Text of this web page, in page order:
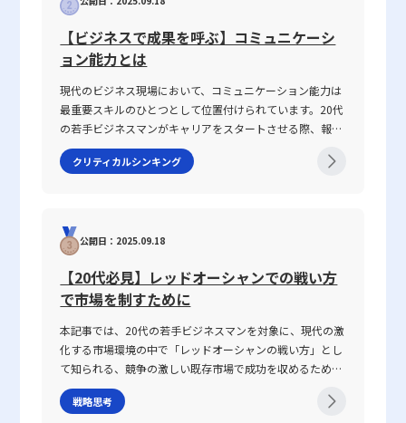
にとって、セキュリティ対策は単なる技術的な問題にとどまらず、
ビジネスの信頼性やブランド価値の向上にも直接関わる重要な課題
です。今後、情報漏洩や不正アクセスといったサイバー攻撃のリス
的なセキュリティ対策の理解と適切な運用が求められるでしょう。
最先端の技術情報と実践的な対策を常に学習し、企業全体の安全性
を高めるための積極的な取り組みが、今後のビジネス成功の鍵とな
るに違いありません。
は、明確なフィードバックループを設け、評価結果が個々のキャリ
アアップや組織改善に反映されるようなシステム構築が求められま
す。 定量目標と定性目標の違いと設定方法 目標設定においては、
目標は、例えば「月間売上○○万円」「新規契約数○件」など、明
確に数値で表現できる具体的な目標を設定します。そのメリット
は、目標達成の進捗を具体的な数字で測定でき、業績改善のための
施策の効果が一目瞭然になる点にあります。また、関係者全員が同
じ指標を共有できるため、組織全体の連携が取りやすくなるのも大
性化」「顧客満足度の向上」「チームワークの強化」などが挙げら
れます。これらは、単なる数字では表しきれない行動や意識、企業
は評価が主観に依存しやすい分、評価基準の明確化や、多面的なフ
ィードバックの仕組みが不可欠となります。また、定量的評価との
併用により、目標達成に向けたバランスの取れたアプローチが求め
られます。 評価における実務的な注意点と改善策 実際の業務にお
いて、定量的評価と定性的評価のどちらも適用する場合、いくつか
影響を及ぼさないよう、評価基準の標準化が必要です。このために
は、評価項目ごとに具体的な基準や尺度を設定し、全員が共通認識
マンが抱えるコミュニケーションギャップについて、論理
的思考を交えて解説し、実務で役立つヒントを提供しま
「話がかみ合わない状態」とは、意図や目的の認識のズ
レ、情報の伝達不足、さらには前提条件の違いにより、相
手と効果的なコミュニケーションが図れない状況を指しま
す。多くの場合、このような現象は一方的な問題ではな
く、双方の認識の不一致や話の抽象度が高すぎることから
わらないことが挙げられます。前提条件や目的が共有され
ていない場合、会話は容易に脱線し、誤解を生む原因とな
ります。さらに、個々の話し方の好みや知識量の違い、さ
らには一方の思考が整理されずに抽象的な言葉で表現され
る場合、双方の話の噛み合わなさは一層深刻になります。
話がかみ合わない現象は、単なるコミュニケーションのミ
スではなく、現代ビジネスにおける意思疎通の複雑さと密
接に関わっています。企業内の組織体制や情報共有の仕組
事で話が噛み合わない人との対処法を模索する上での鍵と
【ビジネスで成果を呼ぶ】コミュニケーシ
ョン能力とは
現代のビジネス現場において、コミュニケーション能力は
最重要スキルのひとつとして位置付けられています。20代
の若手ビジネスマンがキャリアをスタートさせる際、報
告・連絡・相談はもちろん、上司・部下、部署間、さらに
は対外の取引先との関係構築にもおいて、この能力は不可
構成要素、日々の実践方法、注意すべきポイントまで、専
門性の高い視点で徹底解説します。また、ICTツールが急
在する現代において、コミュニケーション能力がどのよう
に成果に結び付くのか、その背景と実践的な鍛え方につい
ミュニケーション能力とは、単に情報を伝えるだけではな
く、相手の反応を予測し、意思疎通を円滑にするための高
度なスキルを指します。ビジネスにおいては、報連相やプ
レゼンテーション、会議、さらにはオンラインツールを介
した対話など、多岐にわたるシーンで求められます。この
クリティカルシンキング
公開日：2025.09.18
【20代必見】レッドオーシャンでの戦い方
で市場を制すために
本記事では、20代の若手ビジネスマンを対象に、現代の激
化する市場環境の中で「レッドオーシャンの戦い方」とし
て知られる、競争の激しい既存市場で成功を収めるための
戦略や心得について、最新の事例とともに解説します。グ
ローバル化が進み、テクノロジーの急速な発展や市場環境
戦略思考